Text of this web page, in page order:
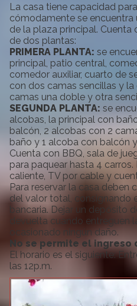
La casa tiene capacidad
cómodamente se encuentra
de la plaza principal. Cuenta
de dos plantas:
PRIMERA PLANTA: se
principal, patio central,
comedor auxiliar, cuarto de
con dos camas sencillas y
camas una doble y otra
SEGUNDA PLANTA: se
alcobas, la principal con
balcón, 2 alcobas con 2
baño y 1 alcoba con balcón
Cuenta con BBQ, sala de
para paquear hasta 4
caliente, TV por cable y
Para reservar la casa deben
del valor total, consignando
bancaria. Dejar un depósito
devuelta cuando entreguen
ocasionado ningún daño.
No se permite el ingreso
El horario es el siguiente:
las 12p.m.